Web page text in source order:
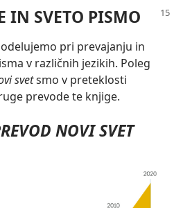
IN SVETO PISMO
pri prevajanju in
v različnih jezikih. Poleg
svetsmo v preteklosti
prevode te knjige.
NOVI SVET